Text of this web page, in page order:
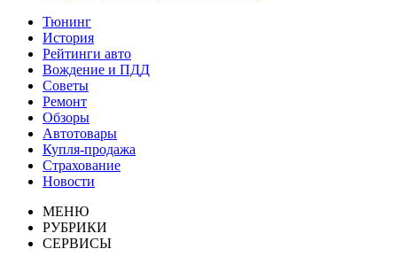
Тюнинг
История
Рейтинги авто
Вождение и ПДД
Советы
Ремонт
Обзоры
Автотовары
Купля-продажа
Страхование
Новости
МЕНЮ
РУБРИКИ
СЕРВИСЫ